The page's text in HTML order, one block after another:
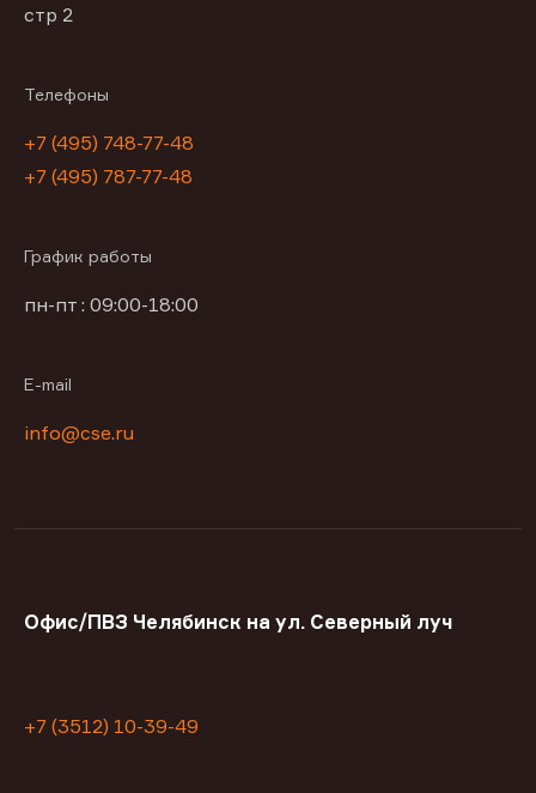
стр 2
Телефоны
+7 (495) 748-77-48
+7 (495) 787-77-48
График работы
пн-пт : 09:00-18:00
E-mail
info@cse.ru
Офис/ПВЗ Челябинск на ул. Северный луч
+7 (3512) 10-39-49